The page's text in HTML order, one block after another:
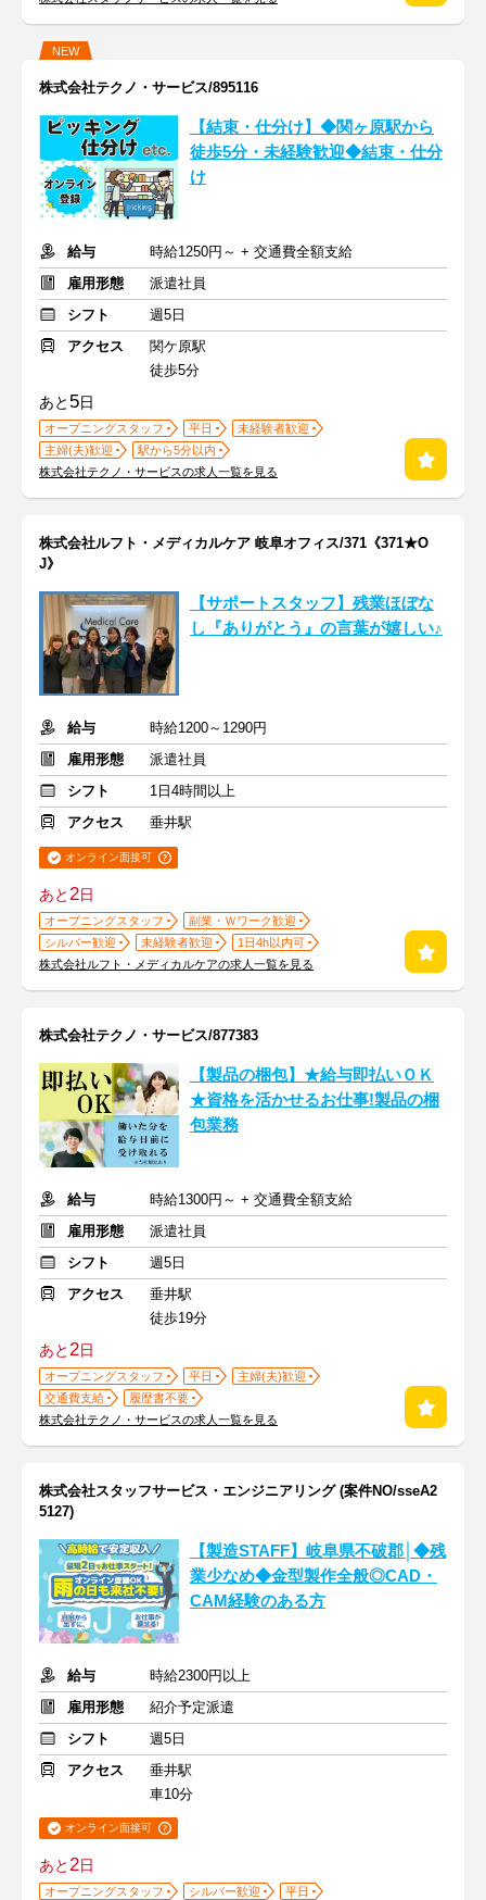
NEW
株式会社テクノ・サービス/895116
【結束・仕分け】◆関ヶ原駅から
徒歩5分・未経験歓迎◆結束・仕分
け
給与
時給1250円～ + 交通費全額支給
雇用形態
派遣社員
シフト
週5日
アクセス
関ケ原駅
徒歩5分
あと 5日
オープニングスタッフ 平日
未経験者歓迎
主婦(夫)歓迎
駅から5分以内
株式会社テクノ・サービスの求人一覧を見る
株式会社ルフト・メディカルケア 岐阜オフィス/371《371★O
J》
【サポートスタッフ】残業ほぼな
し『ありがとう』の言葉が嬉しい♪
給与
時給1200～1290円
雇用形態
派遣社員
シフト
1日4時間以上
アクセス
垂井駅
オンライン面接可
あと2日
オープニングスタッフ
副業・Ｗワーク歓迎
シルバー歓迎
未経験者歓迎
1日4h以内可
株式会社ルフト・メディカルケアの求人一覧を見る
株式会社テクノ・サービス/877383
【製品の梱包】★給与即払いＯＫ
★資格を活かせるお仕事!製品の梱
包業務
給与
時給1300円～ + 交通費全額支給
雇用形態
派遣社員
シフト
週5日
アクセス
垂井駅
徒歩19分
あと2日
オープニングスタッフ 平日
主婦(夫)歓迎
交通費支給
履歴書不要
株式会社テクノ・サービスの求人一覧を見る
株式会社スタッフサービス・エンジニアリング (案件NO/sseA2
5127)
【製造STAFF】岐阜県不破郡│◆残
業少なめ◆金型製作全般◎CAD・
CAM経験のある方
給与
時給2300円以上
雇用形態
紹介予定派遣
シフト
週5日
アクセス
垂井駅
車10分
オンライン面接可
あと2日
オープニングスタッフ シルバー歓迎
平日